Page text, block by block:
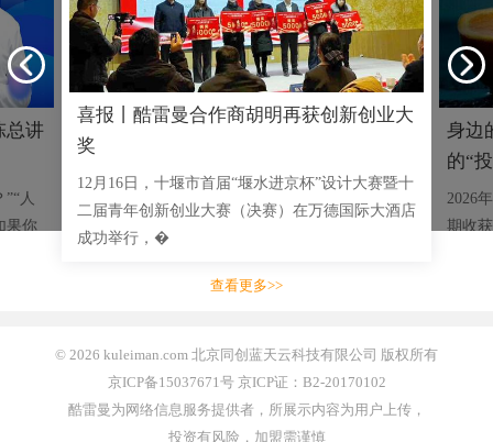
总讲
人
果你
喜报丨酷雷曼合作商胡明再获创新创业大
奖
12月16日，十堰市首届“堰水进京杯”设计大赛暨十
二届青年创新创业大赛（决赛）在万德国际大酒店
成功举行，�
身边
的“
2026
期收
查看更多>>
© 2026 kuleiman.com 北京同创蓝天云科技有限公司 版权所有
京ICP备15037671号 京ICP证：B2-20170102
酷雷曼为网络信息服务提供者，所展示内容为用户上传，
投资有风险，加盟需谨慎